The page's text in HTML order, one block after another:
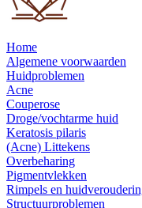
Home
Algemene voorwaarden
Huidproblemen
Acne
Couperose
Droge/vochtarme huid
Keratosis pilaris
(Acne) Littekens
Overbeharing
Pigmentvlekken
Rimpels en
Structuurproblemen